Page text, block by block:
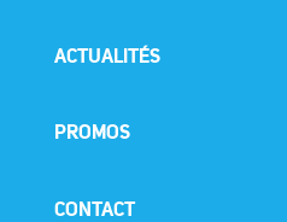
ACTUALITÉS
PROMOS
CONTACT